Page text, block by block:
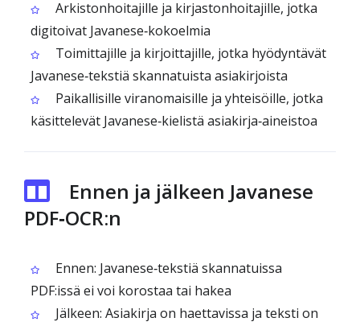
Arkistonhoitajille ja kirjastonhoitajille, jotka
digitoivat Javanese‑kokoelmia
Toimittajille ja kirjoittajille, jotka hyödyntävät
Javanese‑tekstiä skannatuista asiakirjoista
Paikallisille viranomaisille ja yhteisöille, jotka
käsittelevät Javanese‑kielistä asiakirja‑aineistoa
Ennen ja jälkeen Javanese
PDF‑OCR:n
Ennen: Javanese‑tekstiä skannatuissa
PDF:issä ei voi korostaa tai hakea
Jälkeen: Asiakirja on haettavissa ja teksti on